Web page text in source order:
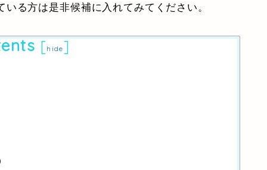
る方は是非候補に入れてみてください。
[hide]